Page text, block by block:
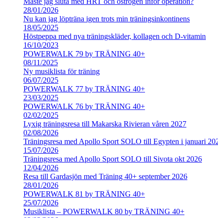
28/01/2026
Nu kan jag löpträna igen trots min träningsinkontinens
18/05/2025
Höstpeppa med nya träningskläder, kollagen och D-vitamin
16/10/2023
POWERWALK 79 by TRÄNING 40+
08/11/2025
Ny musiklista för träning
06/07/2025
POWERWALK 77 by TRÄNING 40+
23/03/2025
POWERWALK 76 by TRÄNING 40+
02/02/2025
Lyxig träningsresa till Makarska Rivieran våren 2027
02/08/2026
Träningsresa med Apollo Sport SOLO till Egypten i januari
15/07/2026
Träningsresa med Apollo Sport SOLO till Sivota okt 2026
12/04/2026
Resa till Gardasjön med Träning 40+ september 2026
28/01/2026
POWERWALK 81 by TRÄNING 40+
25/07/2026
Musiklista – POWERWALK 80 by TRÄNING 40+